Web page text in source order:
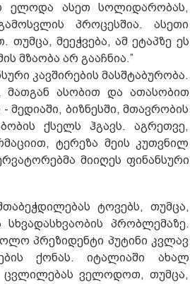
ელოდა ასეთ სოლიდარობას,
პროცესშია. ასეთი
მეეჭვება, ამ ეტაპზე ეს
მზაობა არ გააჩნია.”
კავშირების მასშტაბურობა.
მათგან ასობით და ათასობით
ბიზნესში, მთავრობის
ქსელს ჰგავს. აგრეთვე,
ტერეზა მეის კუთვნილ
მიიღეს ფინანსური
ტოვებს, თუმცა,
პრობლემაზე.
პრეზიდენტი პუტინი კვლავ
ქონას. იტალიაში ახალ
ცვლილებას ველოდოთ, თუმცა,